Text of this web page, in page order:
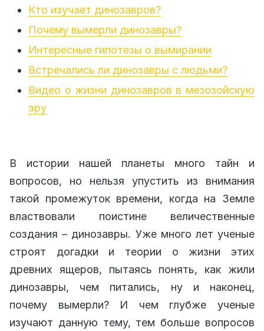
Кто изучает динозавров?
Почему вымерли динозавры?
Интересные гипотезы о вымирании
Встречались ли динозавры с людьми?
Видео о жизни динозавров в мезозойскую
эру
В истории нашей планеты много тайн и
вопросов, но нельзя упустить из внимания
такой промежуток времени, когда на Земле
властвовали поистине величественные
создания – динозавры. Уже много лет ученые
строят догадки и теории о жизни этих
древних ящеров, пытаясь понять, как жили
динозавры, чем питались, ну и наконец,
почему вымерли? И чем глубже ученые
изучают данную тему, тем больше вопросов